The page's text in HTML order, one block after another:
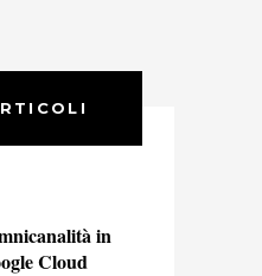
in
Cloud